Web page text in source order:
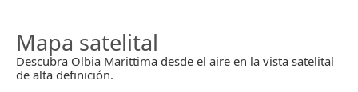
Mapa satelital
Descubra Olbia Marittima desde el aire en la vista satelital
de alta definición.